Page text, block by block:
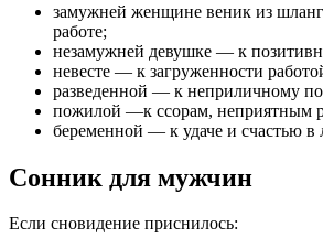
замужней женщине веник из
работе;
незамужней девушке — к
невесте — к загруженности
разведенной — к неприличному
пожилой —к ссорам, неприятным
беременной — к удаче и счастью
Сонник для мужчин
Если сновидение приснилось: